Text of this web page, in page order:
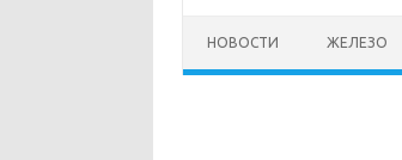
НОВОСТИ ЖЕЛЕЗО